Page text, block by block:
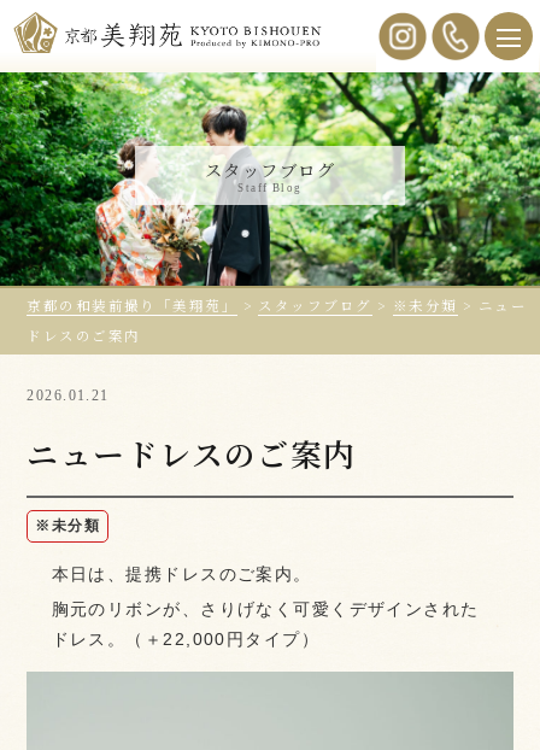
スタッフブログ
Staff Blog
京都の和装前撮り「美翔苑」 > スタッフブログ > ※未分類 > ニュー
ドレスのご案内
2026.01.21
ニュードレスのご案内
※未分類
本日は、提携ドレスのご案内。
胸元のリボンが、さりげなく可愛くデザインされた
ドレス。（＋22,000円タイプ）